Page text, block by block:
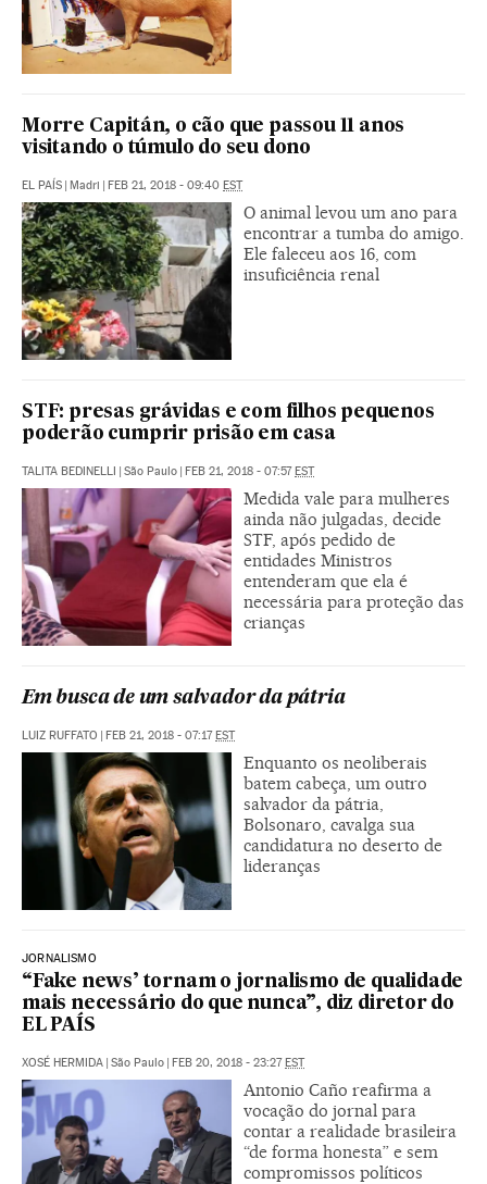
Morre Capitán, o cão que passou 11 anos
visitando o túmulo do seu dono
EL PAÍS | Madri | FEB 21, 2018 - 09:40 EST
O animal levou um ano para
encontrar a tumba do amigo.
Ele faleceu aos 16, com
insuficiência renal
STF: presas grávidas e com filhos pequenos
poderão cumprir prisão em casa
TALITA BEDINELLI | São Paulo | FEB 21, 2018 - 07:57EST
Medida vale para mulheres
ainda não julgadas, decide
STF, após pedido de
entidades Ministros
entenderam que ela é
necessária para proteção das
crianças
Em busca de um salvador da pátria
LUIZ RUFFATO | FEB 21, 2018 - 07:17EST
Enquanto os neoliberais
batem cabeça, um outro
salvador da pátria,
Bolsonaro, cavalga sua
candidatura no deserto de
lideranças
JORNALISMO
“Fake news’ tornam o jornalismo de qualidade
mais necessário do que nunca”, diz diretor do
EL PAÍS
XOSÉ HERMIDA | São Paulo | FEB 20, 2018 - 23:27EST
Antonio Caño reafirma a
vocação do jornal para
contar a realidade brasileira
“de forma honesta” e sem
compromissos políticos